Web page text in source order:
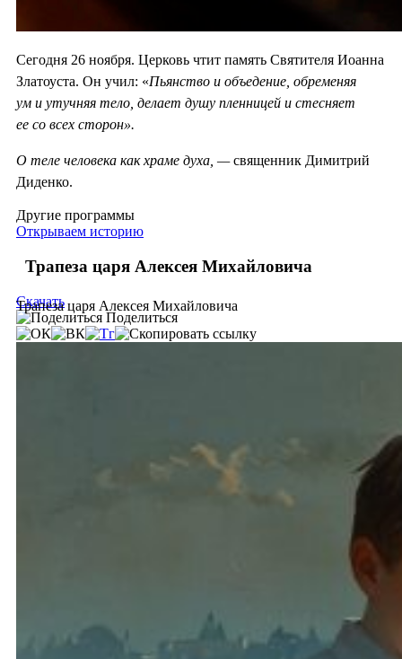
Сегодня 26 ноября. Церковь чтит память Святителя Иоанна
Златоуста. Он учил: «Пьянство и объедение, обременяя
ум и утучняя тело, делает душу пленницей и стесняет
ее со всех сторон».
О теле человека как храме духа, —священник Димитрий
Диденко.
Другие программы
Открываем историю
Трапеза царя Алексея Михайловича
Трапеза царя Алексея Михайловича
Скачать
Поделиться